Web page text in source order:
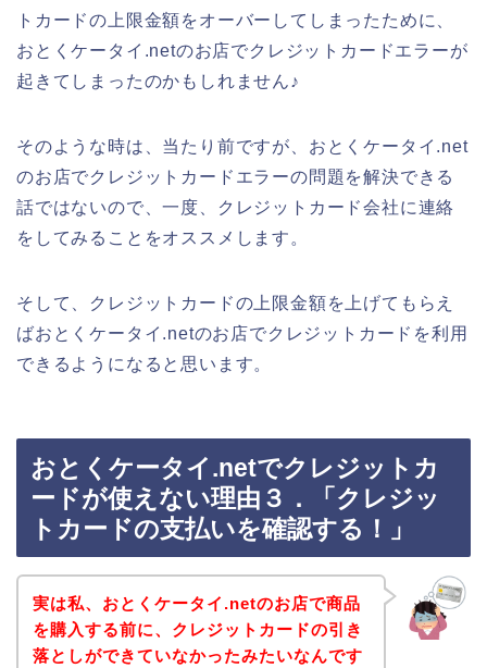
トカードの上限金額をオーバーしてしまったために、
おとくケータイ.netのお店でクレジットカードエラーが
起きてしまったのかもしれません♪
そのような時は、当たり前ですが、おとくケータイ.net
のお店でクレジットカードエラーの問題を解決できる
話ではないので、一度、クレジットカード会社に連絡
をしてみることをオススメします。
そして、クレジットカードの上限金額を上げてもらえ
ばおとくケータイ.netのお店でクレジットカードを利用
できるようになると思います。
おとくケータイ.netでクレジットカ
ードが使えない理由３．「クレジッ
トカードの支払いを確認する！」
実は私、おとくケータイ.netのお店で商品
を購入する前に、クレジットカードの引き
落としができていなかったみたいなんです